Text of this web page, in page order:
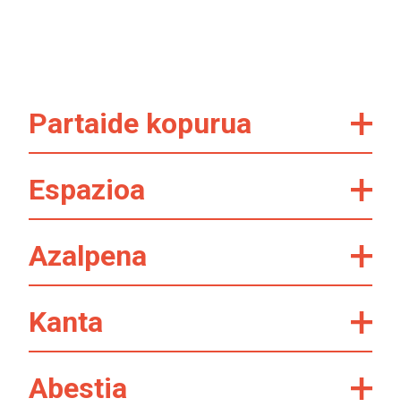
Partaide kopurua
Espazioa
Azalpena
Kanta
Abestia